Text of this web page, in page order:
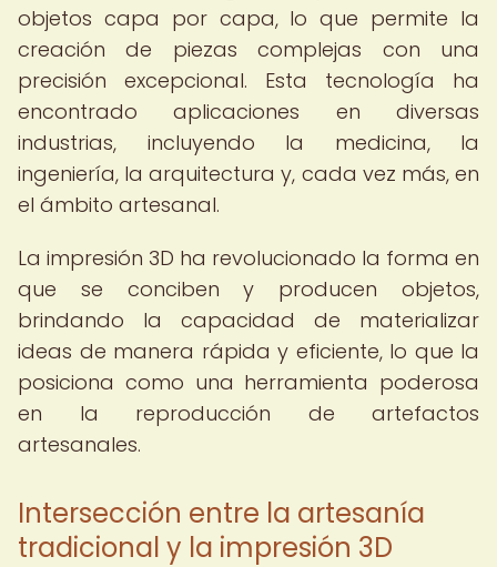
objetos capa por capa, lo que permite la
creación de piezas complejas con una
precisión excepcional. Esta tecnología ha
encontrado aplicaciones en diversas
industrias, incluyendo la medicina, la
ingeniería, la arquitectura y, cada vez más, en
el ámbito artesanal.
La impresión 3D ha revolucionado la forma en
que se conciben y producen objetos,
brindando la capacidad de materializar
ideas de manera rápida y eficiente, lo que la
posiciona como una herramienta poderosa
en la reproducción de artefactos
artesanales.
Intersección entre la artesanía
tradicional y la impresión 3D